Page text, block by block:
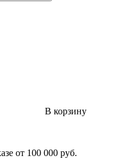
В корзину
от 100 000 руб.